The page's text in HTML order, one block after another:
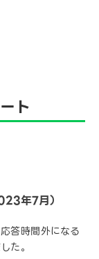
ト
年7月）
答時間外になる
た。